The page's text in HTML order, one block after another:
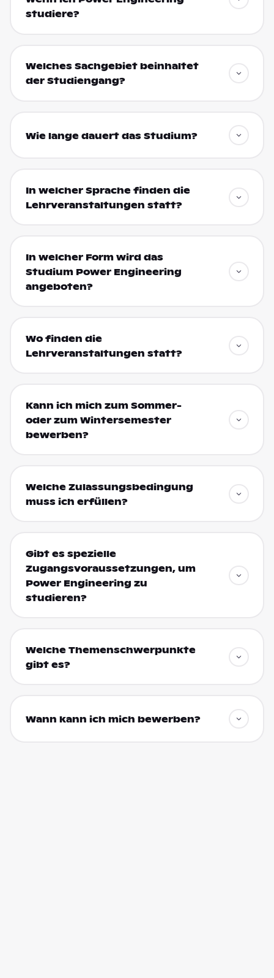
studiere?
Welches Sachgebiet beinhaltet
der Studiengang?
Wie lange dauert das Studium?
In welcher Sprache finden die
Lehrveranstaltungen statt?
In welcher Form wird das
Studium Power Engineering
angeboten?
Wo finden die
Lehrveranstaltungen statt?
Kann ich mich zum Sommer-
oder zum Wintersemester
bewerben?
Welche Zulassungsbedingung
muss ich erfüllen?
Gibt es spezielle
Zugangsvoraussetzungen, um
Power Engineering zu
studieren?
Welche Themenschwerpunkte
gibt es?
Wann kann ich mich bewerben?